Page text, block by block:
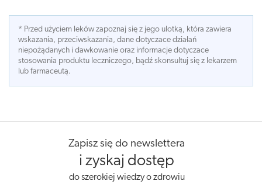
* Przed użyciem leków zapoznaj się z jego ulotką, która zawiera
wskazania, przeciwskazania, dane dotyczace działań
niepożądanych i dawkowanie oraz informacje dotyczace
stosowania produktu leczniczego, bądź skonsultuj się z lekarzem
lub farmaceutą.
Zapisz się do newslettera
i zyskaj dostęp
do szerokiej wiedzy o zdrowiu